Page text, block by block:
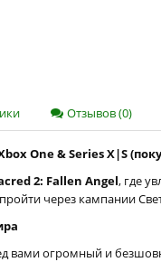
Отзывов (0)
One & Series X|S
2: Fallen Angel, где
через кампании
вами огромный и